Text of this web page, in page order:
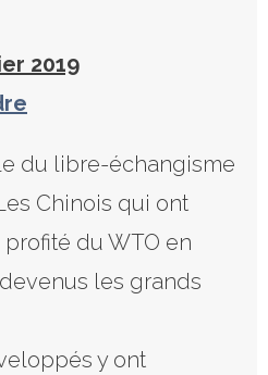
2019
du libre-échangisme
Chinois qui ont
du WTO en
les grands
y ont